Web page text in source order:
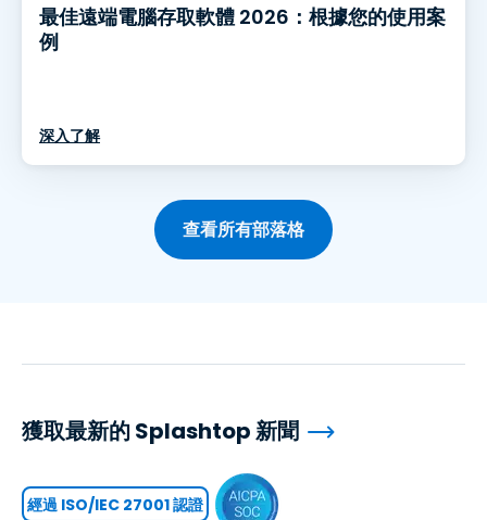
最佳遠端電腦存取軟體 2026：根據您的使用案
例
深入了解
查看所有部落格
獲取最新的 Splashtop 新聞
經過 ISO/IEC 27001 認證